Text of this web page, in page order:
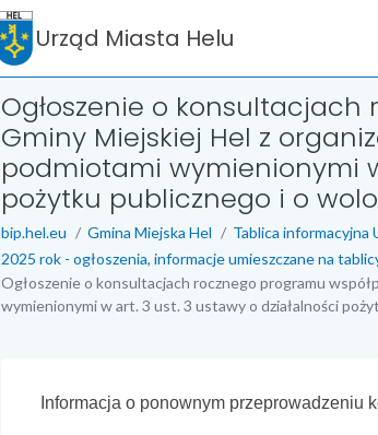
Urząd Miasta Helu
Ogłoszenie o
Gminy Miejskiej Hel z
podmiotami wymienionymi
pożytku publicznego i o
bip.hel.eu Gmina Miejska Hel
Tablica informacyjna
2025 rok - ogłoszenia, informacje umieszczane na
Ogłoszenie o konsultacjach rocznego programu
wymienionymi w art. 3 ust. 3 ustawy o działalności
Informacja o ponownym przeprowadzeniu